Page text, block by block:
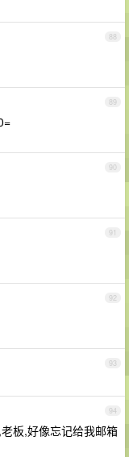
88
89
90
91
92
93
94
板,好像忘记给我邮箱